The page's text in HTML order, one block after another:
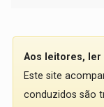
Aos leitores, ler
Este site
conduzidos são